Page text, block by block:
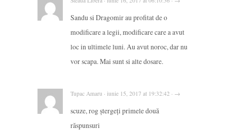
Sandu si Dragomir au profitat de o
modificare a legii, modificare care a avut
loc in ultimele luni. Au avut noroc, dar nu
vor scapa. Mai sunt si alte dosare.
Tupac Amaru · iunie 15, 2017 at 19:32:42 · →
scuze, rog ștergeți primele două
răspunsuri